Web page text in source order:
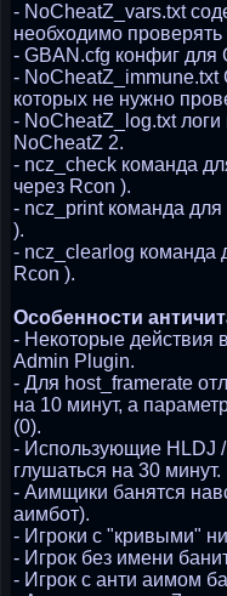
- NoCheatZ_vars.txt
необходимо проверять
- GBAN.cfg конфиг для
-
которых не нужно
- NoCheatZ_log.txt
NoCheatZ 2.
- ncz_check команда
через Rcon ).
- ncz_print команда для
).
- ncz_clearlog команда
Rcon ).
Особенности
- Некоторые действия
Admin Plugin.
- Для host_framerate
на 10 минут, а
(0).
- Использующие HLDJ
глушаться на 30 минут.
- Аимщики банятся
аимбот).
- Игроки с "кривыми"
- Игрок без имени
- Игрок с анти аимом